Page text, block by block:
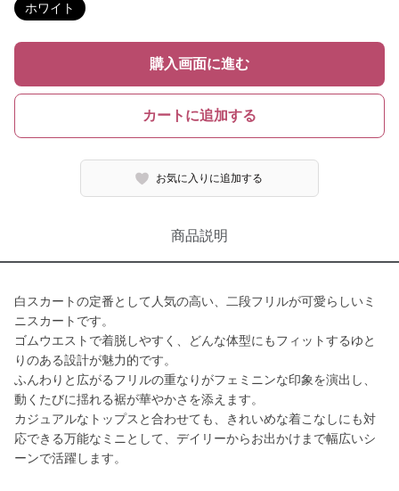
ホワイト
購入画面に進む
カートに追加する
お気に入りに追加する
商品説明
白スカートの定番として人気の高い、二段フリルが可愛らしいミ
ニスカートです。
ゴムウエストで着脱しやすく、どんな体型にもフィットするゆと
りのある設計が魅力的です。
ふんわりと広がるフリルの重なりがフェミニンな印象を演出し、
動くたびに揺れる裾が華やかさを添えます。
カジュアルなトップスと合わせても、きれいめな着こなしにも対
応できる万能なミニとして、デイリーからお出かけまで幅広いシ
ーンで活躍します。